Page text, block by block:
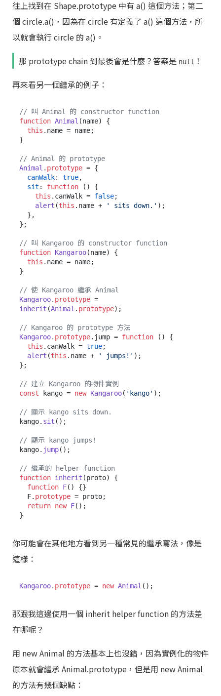
往上找到在 Shape.prototype 中有 a() 這個方法；第二
個 circle.a()，因為在 circle 有定義了 a() 這個方法，所
以就會執行 circle 的 a()。
那 prototype chain 到最後會是什麼？答案是 null ！
再來看另一個繼承的例子：
// 叫 Animal 的 constructor function
function Animal (name) {
this . name = name;
}
// Animal 的 prototype
Animal . prototype = {
canWalk: true,
sit : function ( ) {
this . canWalk = false;
alert (this . name + ' sits down.' );
};
// 叫 Kangaroo 的 constructor function
function Kangaroo(name) {
this . name = name;
}
// 使 Kangaroo 繼承 Animal
Kangaroo. prototype
inherit (Animal . prototype);
// Kangaroo 的 prototype 方法
Kangaroo. prototype. jump = function ( ) {
this . canWalk = true;
alert (this . name + ' jumps!' );
};
// 建立 Kangaroo 的物件實例
const kango = new Kangaroo( 'kango' );
// 顯示 kango sits down.
kango. sit ();
// 顯示 kango jumps!
kango. jump();
// 繼承的 helper function
function inherit (proto) {
function F( ) {}
  F.
prototype = proto;
return new F();
你可能會在其他地方看到另一種常見的繼承寫法，像是
這樣：
Kangaroo. prototype = new Animal
那跟我這邊使用一個 inherit helper function 的方法差
在哪呢？
用 new Animal 的方法基本上也沒錯，因為實例化的物件
原本就會繼承 Animal.prototype，但是用 new Animal
的方法有幾個缺點：